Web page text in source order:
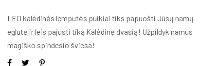
LED kalėdinės lemputės puikiai tiks papuošti Jūsų namų
eglutę ir leis pajusti tiką Kalėdinę dvasią! Užpildyk namus
magiško spindesio šviesa!